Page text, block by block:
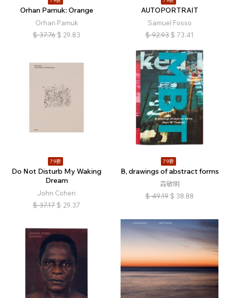
Orhan Pamuk: Orange
Orhan Pamuk
$ 37.76 $ 29.83
AUTOPORTRAIT
Samuel Fosso
$ 92.93 $ 73.41
79折
Do Not Disturb My Waking
Dream
John Cohen
$ 37.17 $ 29.37
79折
B, drawings of abstract forms
森敏明
$ 49.19 $ 38.88